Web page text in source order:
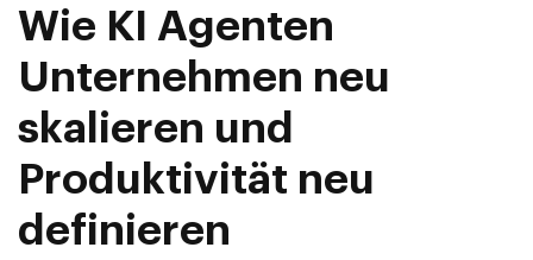
Wie KI Agenten
Unternehmen neu
skalieren und
Produktivität neu
definieren